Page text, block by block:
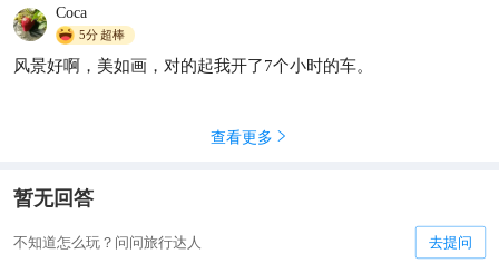
联营，王志杰假日酒店，草原
上的六弦琴，云遮月，牧民老
王的平房，老王的2
missionarylove
Coca
5分超棒
风景好啊，美如画，对的起我开了7个小时的车。
查看更多 
暂无回答
不知道怎么玩？问问旅行达人 去提问